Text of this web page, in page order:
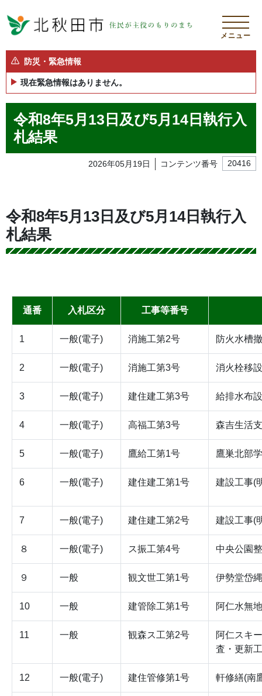
メニュー
防災・緊急情報
現在緊急情報はありません。
令和8年5月13日及び5月14日執行入
札結果
2026年05月19日 コンテンツ番号 20416
令和8年5月13日及び5月14日執行入
札結果
通番 入札区分 工事等番号
1 一般(電子) 消施工第2号 防火水槽
2 一般(電子) 消施工第3号 消火栓移
3 一般(電子) 建住建工第3号 給排水布
4 一般(電子) 高福工第3号 森吉生活
5 一般(電子) 鷹給工第1号 鷹巣北部
6 一般(電子) 建住建工第1号 建設工事(
7 一般(電子) 建住建工第2号 建設工事(
８ 一般(電子) ス振工第4号 中央公園
９ 一般 観文世工第1号 伊勢堂岱
10 一般 建管除工第1号 阿仁水無
11 一般 観森ス工第2号
阿仁スキ
査・更新
12 一般(電子) 建住管修第1号 軒修繕(南